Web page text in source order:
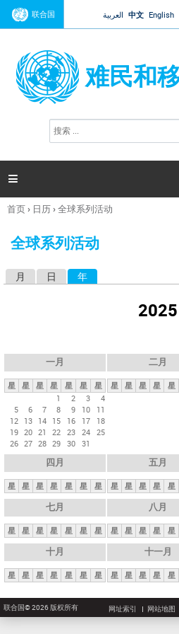
Jump to
联合国 العربية 中文 English
难民和
搜
索

你
这
首页› 日历›全球系列活动
全球系列活动
月 日 年
2025
一月
星 星 星 星 星 星
星
1
2 3
4
5
6 7 8 9 10
11
12 13 14 15 16 17
18
19 20 21 22 23 24 25
26 27 28 29 30 31
二月
星 星 星 星 星
四月
星 星 星 星 星 星 星
五月
星 星 星 星 星
七月
星 星 星 星 星 星 星
八月
星 星 星 星 星
十月
星 星 星 星 星 星 星
十一月
星 星 星 星 星
联合国© 2026 版权所有 网址索引 网站地图